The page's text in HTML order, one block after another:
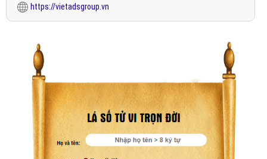
https://vietadsgroup.vn